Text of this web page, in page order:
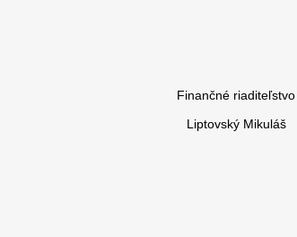
Finančné riaditeľstvo
Liptovský Mikuláš